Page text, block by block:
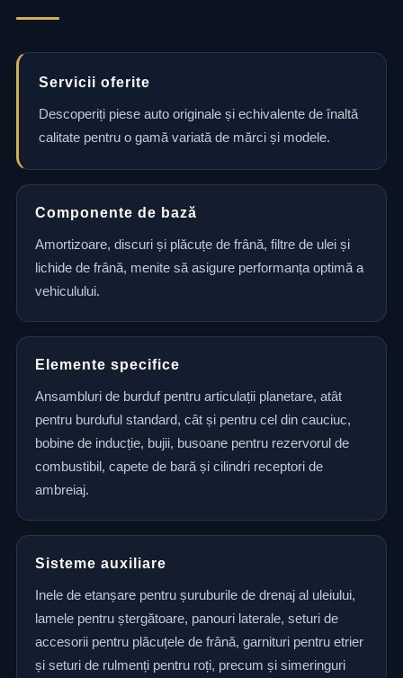
Servicii oferite
Descoperiți piese auto originale și echivalente de înaltă
calitate pentru o gamă variată de mărci și modele.
Componente de bază
Amortizoare, discuri și plăcuțe de frână, filtre de ulei și
lichide de frână, menite să asigure performanța optimă a
vehiculului.
Elemente specifice
Ansambluri de burduf pentru articulații planetare, atât
pentru burduful standard, cât și pentru cel din cauciuc,
bobine de inducție, bujii, busoane pentru rezervorul de
combustibil, capete de bară și cilindri receptori de
ambreiaj.
Sisteme auxiliare
Inele de etanșare pentru șuruburile de drenaj al uleiului,
lamele pentru ștergătoare, panouri laterale, seturi de
accesorii pentru plăcuțele de frână, garnituri pentru etrier
și seturi de rulmenți pentru roți, precum și simeringuri